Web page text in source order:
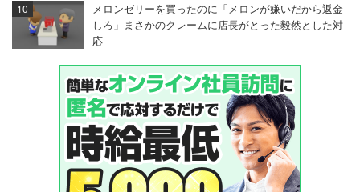
メロンゼリーを買ったのに「メロンが嫌いだから返金
しろ」まさかのクレームに店長がとった毅然とした対
応